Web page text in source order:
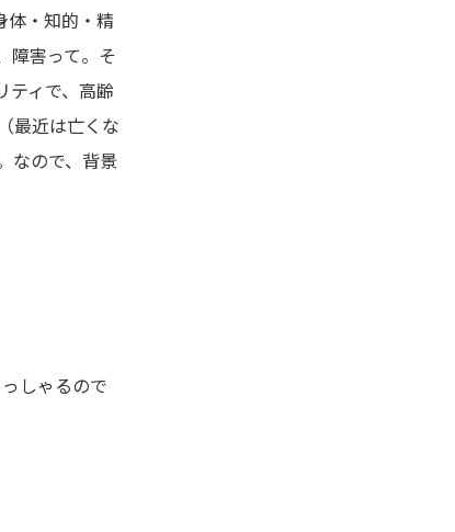
体・知的・精
障害って。そ
ティで、高齢
最近は亡くな
なので、背景
しゃるので